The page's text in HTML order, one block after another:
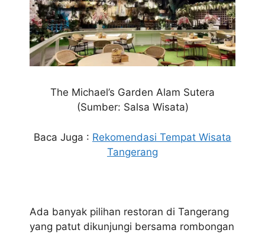
The Michael’s Garden Alam Sutera
(Sumber: Salsa Wisata)
Baca Juga : Rekomendasi Tempat Wisata
Tangerang
Ada banyak pilihan restoran di Tangerang
yang patut dikunjungi bersama rombongan